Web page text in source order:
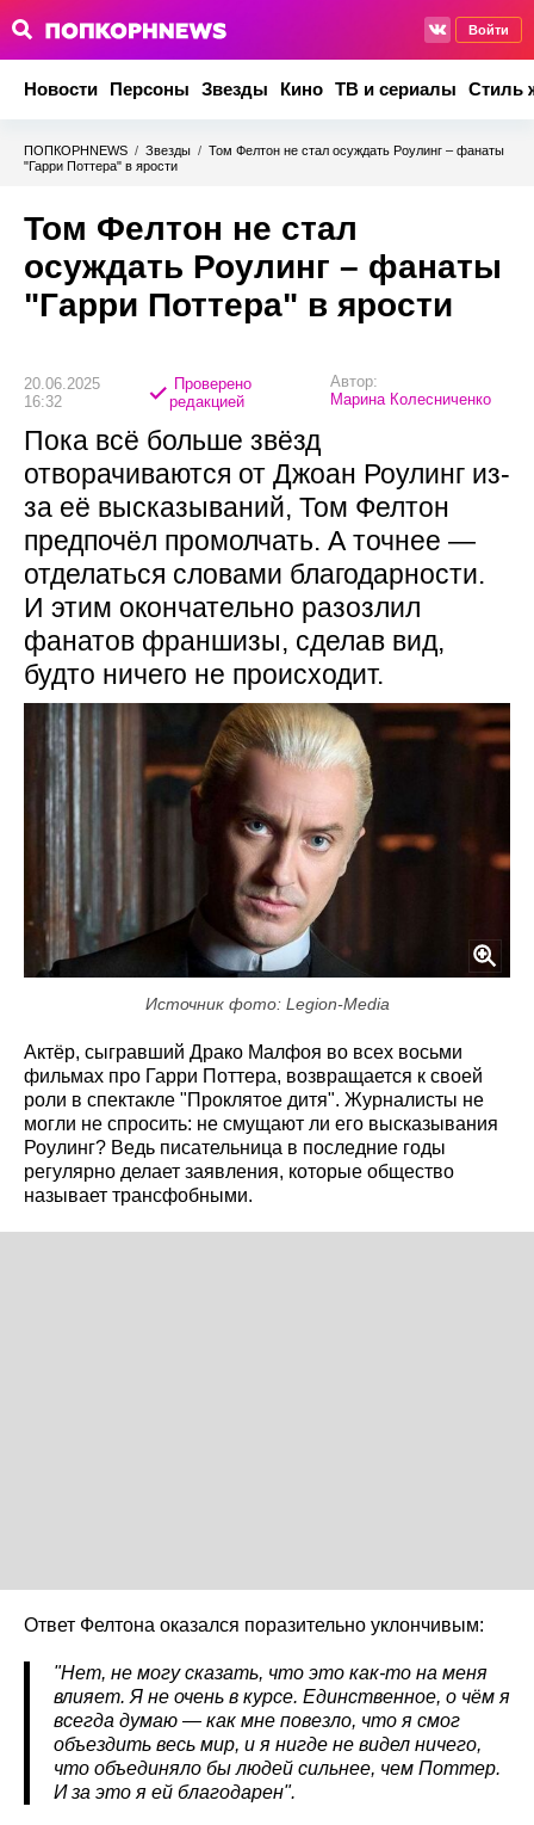
Войти
Новости Персоны Звезды Кино ТВ и сериалы Стиль
ПОПКОРНNEWS / Звезды / Том Фелтон не стал осуждать Роулинг – фанаты
"Гарри Поттера" в ярости
Том Фелтон не стал
осуждать Роулинг – фанаты
"Гарри Поттера" в ярости
20.06.2025
16:32
Проверено
редакцией
Автор:
Марина Колесниченко
Пока всё больше звёзд
отворачиваются от Джоан Роулинг из-
за её высказываний, Том Фелтон
предпочёл промолчать. А точнее —
отделаться словами благодарности.
И этим окончательно разозлил
фанатов франшизы, сделав вид,
будто ничего не происходит.
Источник фото: Legion-Media
Актёр, сыгравший Драко Малфоя во всех восьми
фильмах про Гарри Поттера, возвращается к своей
роли в спектакле "Проклятое дитя". Журналисты не
могли не спросить: не смущают ли его высказывания
Роулинг? Ведь писательница в последние годы
регулярно делает заявления, которые общество
называет трансфобными.
Ответ Фелтона оказался поразительно уклончивым:
"Нет, не могу сказать, что это как-то на меня
влияет. Я не очень в курсе. Единственное, о чём я
всегда думаю — как мне повезло, что я смог
объездить весь мир, и я нигде не видел ничего,
что объединяло бы людей сильнее, чем Поттер.
И за это я ей благодарен".